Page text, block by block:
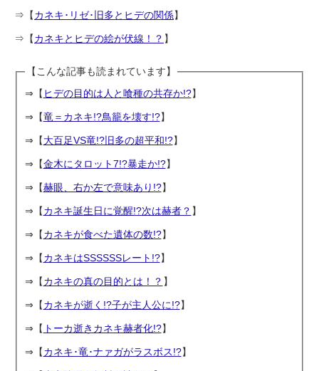
⇒【カネキ･リゼ･旧多とヒデの関係】
⇒【カネキとヒデの絵が伏線！？ 】
【こんな記事も読まれています】
⇒【 ヒデの目的は人と喰種の共存か!?】
⇒【竜＝カネキ!?鳥籠を壊す!?】
⇒【大百足VS竜!?旧多の超平和!?】
⇒【金木にタロット7!?暴走か!?】
⇒【赫眼、右か左で意味あり!?】
⇒【カネキ誕生日に覚醒!?次は赫者？ 】
⇒【カネキが食べた遺体の数!?】
⇒【カネキはSSSSSSレート!?】
⇒【カネキの真の目的とは！？ 】
⇒【カネキが逝く!?子が主人公に!?】
⇒【 トーカ逝きカネキ赫者化!?】
⇒【カネキ･竜･ナァガがラスボス!?】